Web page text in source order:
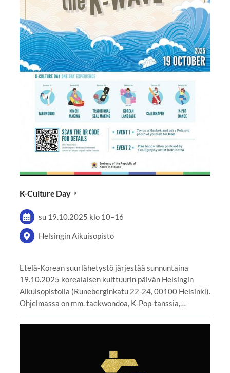
K-Culture Day
su 19.10.2025 klo 10–16
Helsingin Aikuisopisto
Etelä-Korean suurlähetystö järjestää sunnuntaina
19.10.2025 korealaisen kulttuurin päivän Helsingin
Aikuisopistolla (Runeberginkatu 22-24, 00100 Helsinki).
Ohjelmassa on mm. taekwondoa, K-Pop-tanssia,…